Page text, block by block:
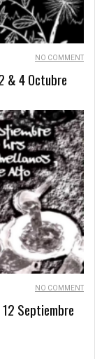
NO COMMENT
& 4 Octubre
NO COMMENT
12 Septiembre